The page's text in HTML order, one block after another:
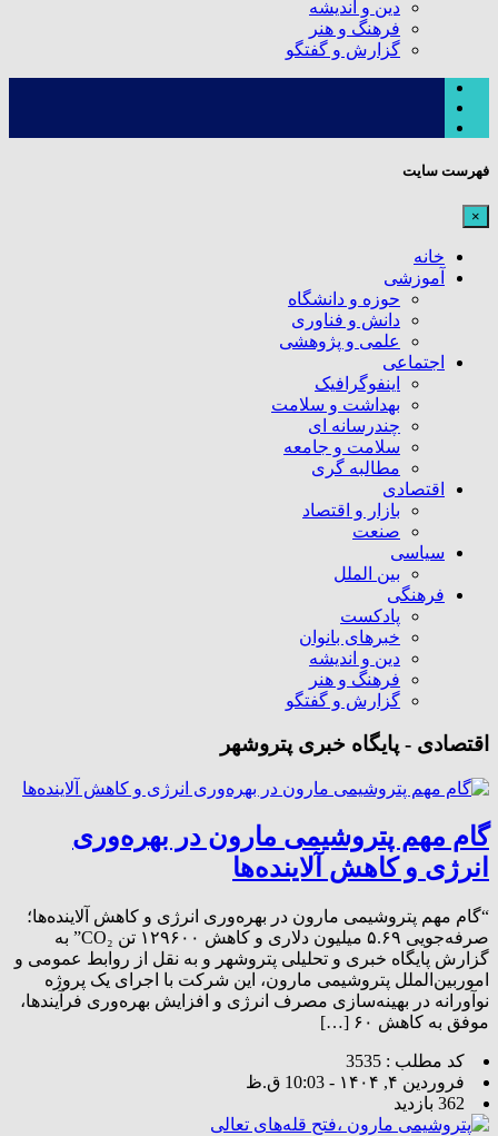
دین و اندیشه
فرهنگ و هنر
گزارش و گفتگو
فهرست سایت
×
خانه
آموزشی
حوزه و دانشگاه
دانش و فناوری
علمی و پژوهشی
اجتماعی
اینفوگرافیک
بهداشت و سلامت
چندرسانه ای
سلامت و جامعه
مطالبه گری
اقتصادی
بازار و اقتصاد
صنعت
سیاسی
بین الملل
فرهنگی
پادکست
خبرهای بانوان
دین و اندیشه
فرهنگ و هنر
گزارش و گفتگو
اقتصادی - پایگاه خبری پتروشهر
گام مهم پتروشیمی مارون در بهره‌وری
انرژی و کاهش آلاینده‌ها
“گام مهم پتروشیمی مارون در بهره‌وری انرژی و کاهش آلاینده‌ها؛
صرفه‌جویی ۵.۶۹ میلیون دلاری و کاهش ۱۲۹۶۰۰ تن CO₂” به
گزارش پایگاه خبری و تحلیلی پتروشهر و به نقل از روابط عمومی و
اموربین‌الملل پتروشیمی مارون، این شرکت با اجرای یک پروژه
نوآورانه در بهینه‌سازی مصرف انرژی و افزایش بهره‌وری فرآیندها،
موفق به کاهش ۶۰ […]
کد مطلب : 3535
فروردین ۴, ۱۴۰۴ - 10:03 ق.ظ
362 بازدید